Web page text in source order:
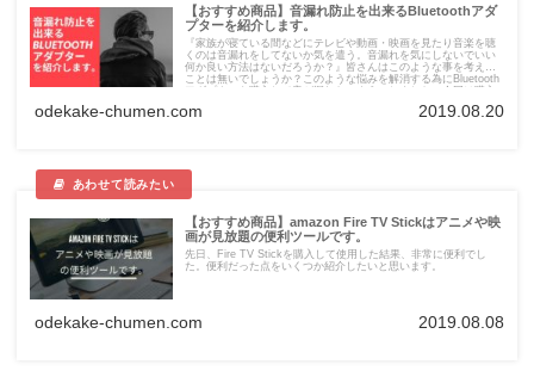
【おすすめ商品】音漏れ防止を出来るBluetoothアダ
プターを紹介します。
『家族が寝ている間などにテレビや動画・映画を見たり音楽を聴
くのは音漏れをしてないか気を遣う。音漏れを気にしないでいい
何か良い方法はないだろうか？』皆さんはこのような事を考えた
ことは無いでしょうか？このような悩みを解消する為にBluetooth
アダプターを購入して音が漏れないようにしました。今回は購入
odekake-chumen.com 2019.08.20
【おすすめ商品】amazon Fire TV Stickはアニメや映
画が見放題の便利ツールです。
先日、Fire TV Stickを購入して使用した結果、非常に便利でし
た。便利だった点をいくつか紹介したいと思います。
odekake-chumen.com 2019.08.08